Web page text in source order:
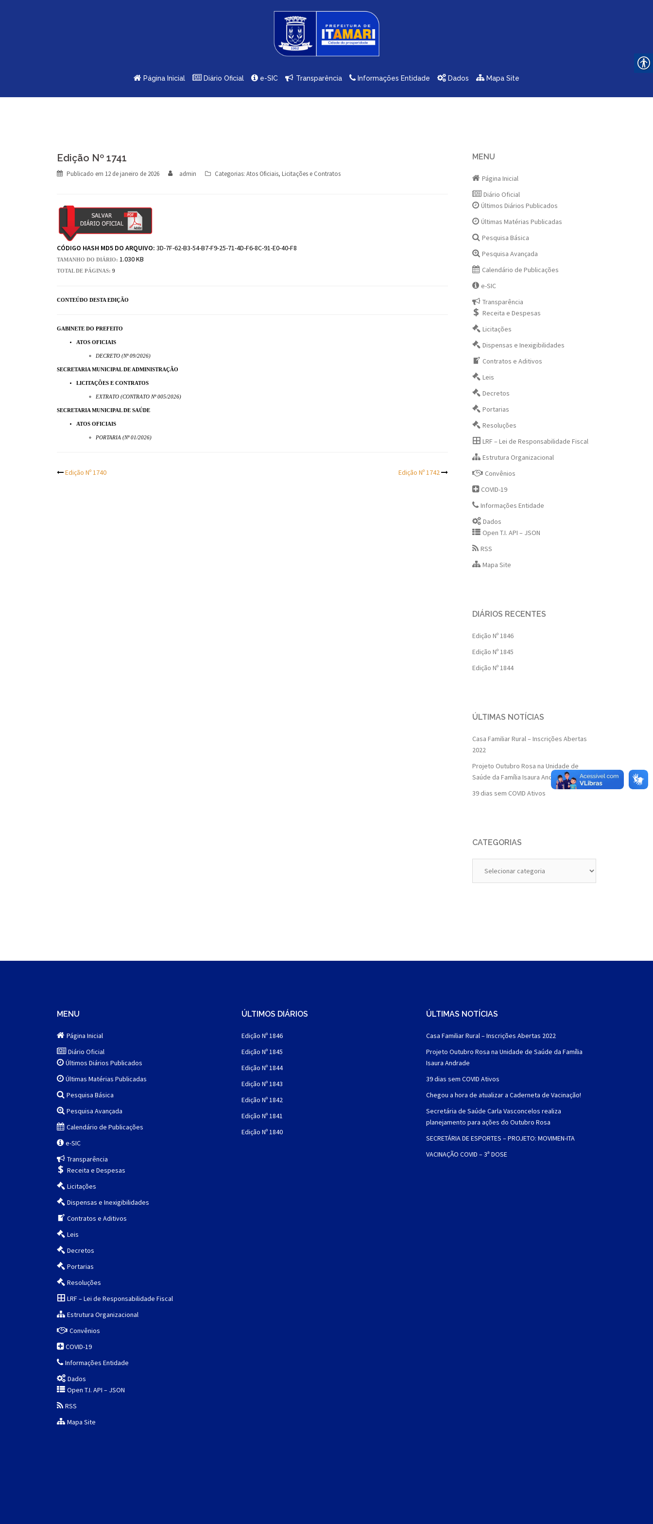
Página Inicial Diário Oficial e-SIC Transparência Informações Entidade Dados Mapa Site
Edição Nº 1741
Publicado em 12 de janeiro de 2026 admin Categorias: Atos Oficiais, Licitações e Contratos
CÓDIGO HASH MD5 DO ARQUIVO: 3D-7F-62-B3-54-B7-F9-25-71-4D-F6-8C-91-E0-40-F8
TAMANHO DO DIÁRIO: 1.030 KB
TOTAL DE PÁGINAS: 9
CONTEÚDO DESTA EDIÇÃO
GABINETE DO PREFEITO
ATOS OFICIAIS
DECRETO (Nº 09/2026)
SECRETARIA MUNICIPAL DE ADMINISTRAÇÃO
LICITAÇÕES E CONTRATOS
EXTRATO (CONTRATO Nº 005/2026)
SECRETARIA MUNICIPAL DE SAÚDE
ATOS OFICIAIS
PORTARIA (Nº 01/2026)
Post
Edição Nº 1740 Edição Nº 1742
MENU
Página Inicial
Diário Oficial
Últimos Diários Publicados
Últimas Matérias Publicadas
Pesquisa Básica
Pesquisa Avançada
Calendário de Publicações
e-SIC
Transparência
Receita e Despesas
Licitações
Dispensas e Inexigibilidades
Contratos e Aditivos
Leis
Decretos
Portarias
Resoluções
LRF – Lei de Responsabilidade Fiscal
Estrutura Organizacional
Convênios
COVID-19
Informações Entidade
Dados
Open T.I. API – JSON
RSS
Mapa Site
DIÁRIOS RECENTES
Edição Nº 1846
Edição Nº 1845
Edição Nº 1844
ÚLTIMAS NOTÍCIAS
Casa Familiar Rural – Inscrições Abertas
2022
Projeto Outubro Rosa na Unidade de
Saúde da Família Isaura Andrade
39 dias sem COVID Ativos
CATEGORIAS
MENU
Página Inicial
Diário Oficial
Últimos Diários Publicados
Últimas Matérias Publicadas
Pesquisa Básica
Pesquisa Avançada
Calendário de Publicações
e-SIC
Transparência
Receita e Despesas
Licitações
Dispensas e Inexigibilidades
Contratos e Aditivos
Leis
Decretos
Portarias
Resoluções
LRF – Lei de Responsabilidade Fiscal
Estrutura Organizacional
Convênios
COVID-19
Informações Entidade
Dados
Open T.I. API – JSON
RSS
Mapa Site
ÚLTIMOS DIÁRIOS
Edição Nº 1846
Edição Nº 1845
Edição Nº 1844
Edição Nº 1843
Edição Nº 1842
Edição Nº 1841
Edição Nº 1840
ÚLTIMAS NOTÍCIAS
Casa Familiar Rural – Inscrições Abertas 2022
Projeto Outubro Rosa na Unidade de Saúde da Família
Isaura Andrade
39 dias sem COVID Ativos
Chegou a hora de atualizar a Caderneta de Vacinação!
Secretária de Saúde Carla Vasconcelos realiza
planejamento para ações do Outubro Rosa
SECRETÁRIA DE ESPORTES – PROJETO: MOVIMEN-ITA
VACINAÇÃO COVID – 3ª DOSE